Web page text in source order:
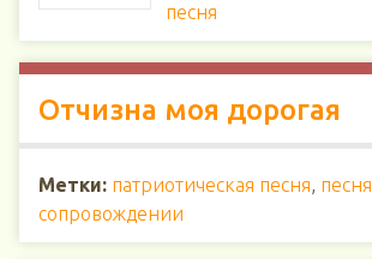
песня
Отчизна моя дорогая
Метки: патриотическая песня, песня
сопровождении